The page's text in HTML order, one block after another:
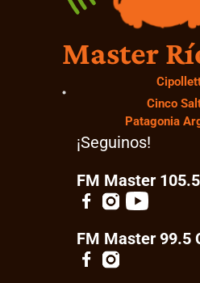
Master
Cinco
Patagonia
¡Seguinos!
FM Master
FM Master 99.5